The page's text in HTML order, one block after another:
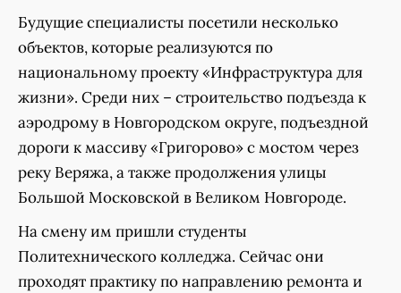
Будущие специалисты посетили несколько
объектов, которые реализуются по
национальному проекту «Инфраструктура для
жизни». Среди них – строительство подъезда к
аэродрому в Новгородском округе, подъездной
дороги к массиву «Григорово» с мостом через
реку Веряжа, а также продолжения улицы
Большой Московской в Великом Новгороде.
На смену им пришли студенты
Политехнического колледжа. Сейчас они
проходят практику по направлению ремонта и